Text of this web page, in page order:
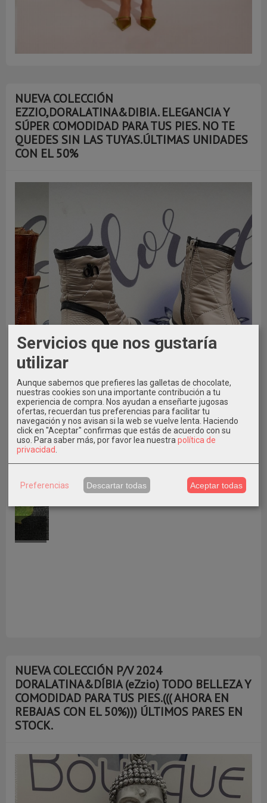
NUEVA COLECCIÓN
EZZIO,DORALATINA&DIBIA. ELEGANCIA Y
SÚPER COMODIDAD PARA TUS PIES. NO TE
QUEDES SIN LAS TUYAS.ÚLTIMAS UNIDADES
CON EL 50%
ÚLTIMO NÚMERO 37
NUEVA COLECCIÓN P/V 2024
DORALATINA&DÍBIA (eZzio) TODO BELLEZA Y
COMODIDAD PARA TUS PIES.((( AHORA EN
REBAJAS CON EL 50%))) ÚLTIMOS PARES EN
STOCK.
Servicios que nos gustaría
utilizar
Aunque sabemos que prefieres las galletas de chocolate,
nuestras cookies son una importante contribución a tu
experiencia de compra. Nos ayudan a enseñarte jugosas
ofertas, recuerdan tus preferencias para facilitar tu
navegación y nos avisan si la web se vuelve lenta. Haciendo
click en "Aceptar" confirmas que estás de acuerdo con su
uso. Para saber más, por favor lea nuestra política de
privacidad
Preferencias Descartar todas Aceptar todas